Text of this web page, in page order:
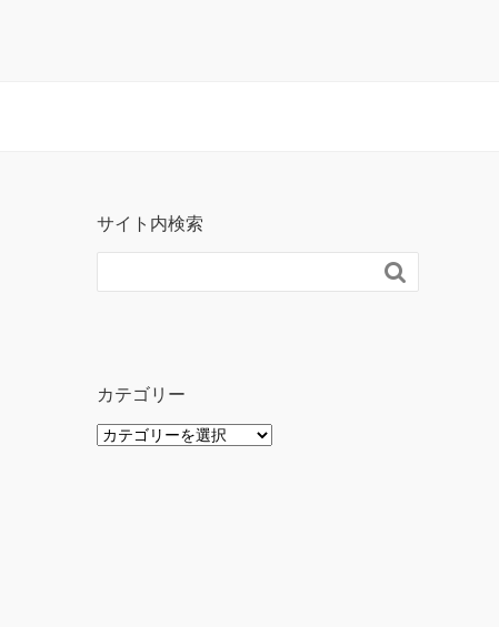
サイト内検索

カテゴリー
カ